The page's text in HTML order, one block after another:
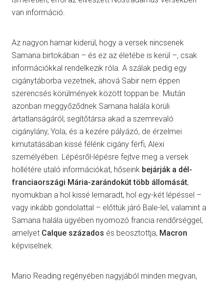
van információ.
Az nagyon hamar kiderül, hogy a versek nincsenek
Samana birtokában – és ez az életébe is kerül –, csak
információkkal rendelkezik róla. A szálak pedig egy
cigánytáborba vezetnek, ahová Sabir nem éppen
szerencsés körülmények között toppan be. Miután
azonban meggyőződnek Samana halála körüli
ártatlanságáról, segítőtársa akad a szemrevaló
cigánylány, Yola, és a kezére pályázó, de érzelmei
kimutatásában kissé félénk cigány férfi, Alexi
személyében. Lépésről-lépésre fejtve meg a versek
hollétére utaló információkat, hőseink bejárják a dél-
franciaországi Mária-zarándokút több állomását,
nyomukban a hol kissé lemaradt, hol egy-két lépéssel –
vagy inkább gondolattal – előttük járó Bale-lel, valamint a
Samana halála ügyében nyomozó francia rendőrséggel,
amelyet Calque százados és beosztottja, Macron
képviselnek.
Mario Reading regényében nagyjából minden megvan,